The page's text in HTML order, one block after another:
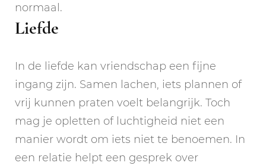
normaal.
Liefde
In de liefde kan vriendschap een fijne
ingang zijn. Samen lachen, iets plannen of
vrij kunnen praten voelt belangrijk. Toch
mag je opletten of luchtigheid niet een
manier wordt om iets niet te benoemen. In
een relatie helpt een gesprek over